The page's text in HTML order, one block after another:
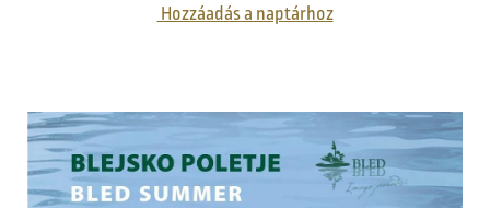
Hozzáadás a naptárhoz